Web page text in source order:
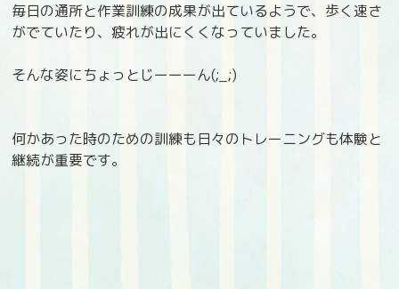
毎日の通所と作業訓練の成果が出ているようで、歩く速さ
がでていたり、疲れが出にくくなっていました。
そんな姿にちょっとじーーーん(;_;)
何かあった時のための訓練も日々のトレーニングも体験と
継続が重要です。